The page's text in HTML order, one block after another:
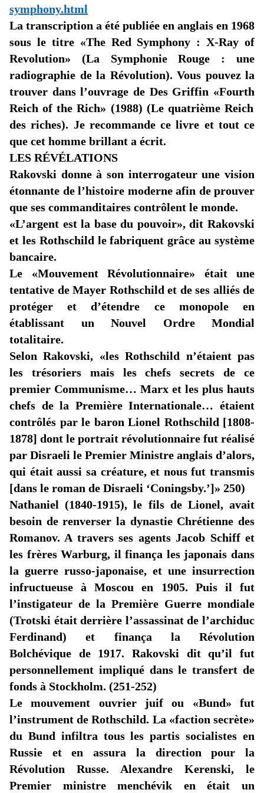
symphony.html
La transcription a été publiée en anglais en 1968
sous le titre«TheRed Symphony : X-Ray of
Revolution» (La Symphonie Rouge : une
radiographie de la Révolution). Vous pouvez la
trouver dans l’ouvrage de Des Griffin «Fourth
Reich of the Rich» (1988) (Le quatrième Reich
des riches). Je recommande ce livre et tout ce
que cet homme brillant a écrit.
LES RÉVÉLATIONS
Rakovski donne à son interrogateur une vision
étonnante de l’histoire moderne afin de prouver
que ses commanditaires contrôlent le monde.
«L’argent est la base du pouvoir», dit Rakovski
et les Rothschild le fabriquent grâce au système
bancaire.
Le «MouvementRévolutionnaire» était une
tentative de Mayer Rothschild et de ses alliés de
protéger et d’étendre ce monopole en
établissant un Nouvel Ordre Mondial
totalitaire.
Selon Rakovski, «lesRothschild n’étaient pas
les trésoriers mais les chefs secrets de ce
premier Communisme… Marx et les plus hauts
chefs de la Première Internationale… étaient
contrôlés par le baron Lionel Rothschild [1808-
1878] dont le portrait révolutionnaire fut réalisé
par Disraeli le Premier Ministre anglais d’alors,
qui était aussi sa créature, et nous fut transmis
[dans le roman de Disraeli ‘Coningsby.’]» 250)
Nathaniel (1840-1915), le fils de Lionel, avait
besoin de renverser la dynastie Chrétienne des
Romanov. A travers ses agents Jacob Schiff et
les frères Warburg, il finança les japonais dans
la guerre russo-japonaise, et une insurrection
infructueuse à Moscou en 1905. Puis il fut
l’instigateur de la Première Guerre mondiale
(Trotski était derrière l’assassinat de l’archiduc
Ferdinand) et finança la Révolution
Bolchévique de 1917. Rakovski dit qu’il fut
personnellement impliqué dans le transfert de
fonds à Stockholm. (251-252)
Le mouvement ouvrier juif ou «Bund» fut
l’instrument de Rothschild. La «faction secrète»
du Bund infiltra tous les partis socialistes en
Russie et en assura la direction pour la
Révolution Russe. Alexandre Kerenski, le
Premier ministre menchévik en était un